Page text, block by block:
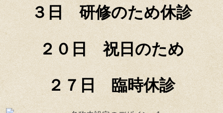
３日 研修のため休診
２０日 祝日のため
２７日 臨時休診